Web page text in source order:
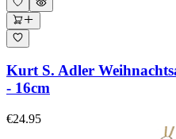
Kurt S. Adler
- 16cm
€24.95